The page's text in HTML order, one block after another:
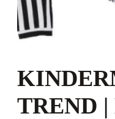
TREND |